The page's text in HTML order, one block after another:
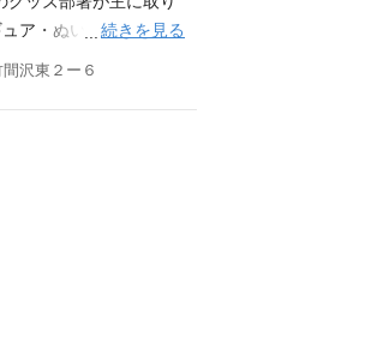
る方 ・英語力を活か
好きな方、ぜひご応
ア・ぬいぐるみ・雑
オフィシャルショップ
しているお客様へ、丁
積極的に学び続ける姿
作業に支障のない程
組める方 ・パワフル
続きを見る
沢東２ー６